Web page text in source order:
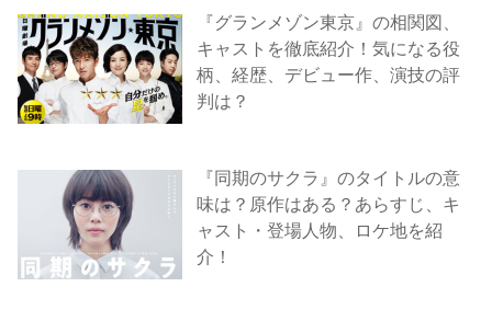
『グランメゾン東京』の相関図、
キャストを徹底紹介！気になる役
柄、経歴、デビュー作、演技の評
判は？
『同期のサクラ』のタイトルの意
味は？原作はある？あらすじ、キ
ャスト・登場人物、ロケ地を紹
介！